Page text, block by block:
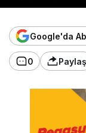
Google'da
0 Paylaş